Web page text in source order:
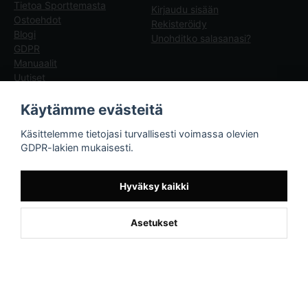
Tietoa Sporttemasta
Ostoehdot
Blogi
GDPR
Manuaalit
Uutiset
Kirjaudu sisään
Rekisteröidy
Unohditko salasanasi?
Sporttema
Drottninggatan 47
Käytämme evästeitä
Käsittelemme tietojasi turvallisesti voimassa olevien
GDPR-lakien mukaisesti.
Hyväksy kaikki
Asetukset